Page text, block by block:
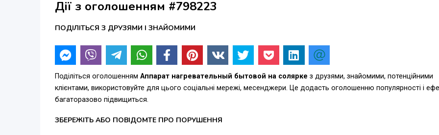
Дії з оголошенням #798223
ПОДІЛІТЬСЯ З ДРУЗЯМИ І ЗНАЙОМИМИ
Поділіться оголошенням Аппарат нагревательный бытовой на солярке з друзями, знайомими, потенційними
клієнтами, використовуйте для цього соціальні мережі, месенджери. Це додасть оголошенню популярності і
багаторазово підвищиться.
ЗБЕРЕЖІТЬ АБО ПОВІДОМТЕ ПРО ПОРУШЕННЯ